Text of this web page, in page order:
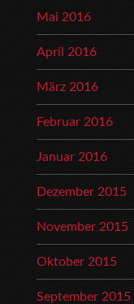
Mai 2016
April 2016
März 2016
Februar 2016
Januar 2016
Dezember 2015
November 2015
Oktober 2015
September 2015